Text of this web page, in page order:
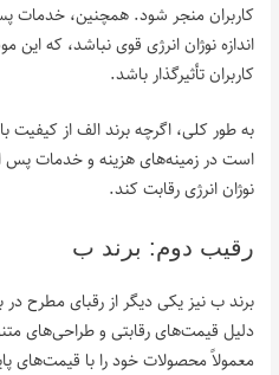
کاربران منجر شود. همچنین، خدمات
اندازه نوژان انرژی قوی نباشد، که
کاربران تأثیرگذار باشد.
به طور کلی، اگرچه برند الف از کیفیت
است در زمینه‌های هزینه و خدمات پس
نوژان انرژی رقابت کند.
رقیب دوم: برند ب
برند ب نیز یکی دیگر از رقبای مطرح
دلیل قیمت‌های رقابتی و طراحی‌های
معمولاً محصولات خود را با قیمت‌های